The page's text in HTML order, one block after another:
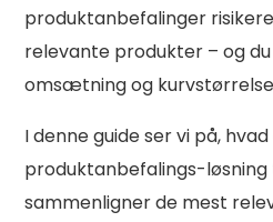
produktanbefalinger
relevante produkter – og
omsætning og
I denne guide ser vi på,
produktanbefalings-løsning
sammenligner de mest